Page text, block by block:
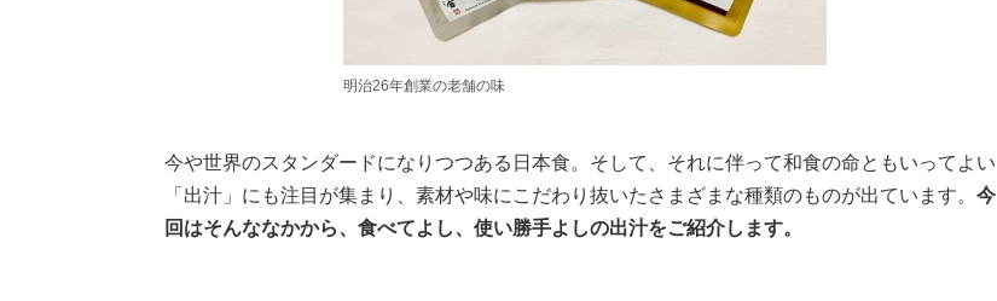
明治26年創業の老舗の味
今や世界のスタンダードになりつつある日本食。そして、それに伴って和食の命ともいってよい
「出汁」にも注目が集まり、素材や味にこだわり抜いたさまざまな種類のものが出ています。 今
回はそんななかから、食べてよし、使い勝手よしの出汁をご紹介します。